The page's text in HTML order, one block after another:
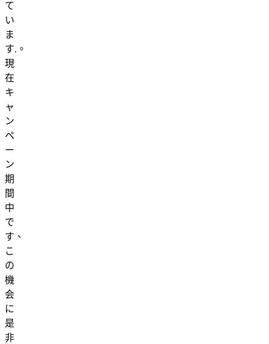
て
い
ま
す.。
現
在
キ
ャ
ン
ペ
ー
ン
期
間
中
で
す、
こ
の
機
会
に
是
非